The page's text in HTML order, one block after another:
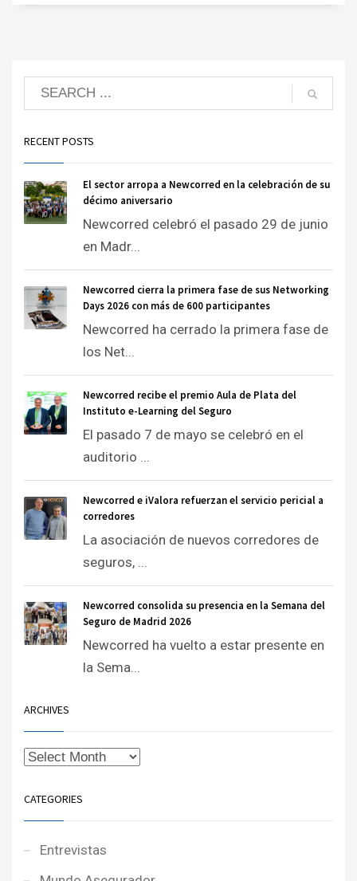
RECENT POSTS
El sector arropa a Newcorred en la celebración de su
décimo aniversario
Newcorred celebró el pasado 29 de junio
en Madr...
Newcorred cierra la primera fase de sus Networking
Days 2026 con más de 600 participantes
Newcorred ha cerrado la primera fase de
los Net...
Newcorred recibe el premio Aula de Plata del
Instituto e-Learning del Seguro
El pasado 7 de mayo se celebró en el
auditorio ...
Newcorred e iValora refuerzan el servicio pericial a
corredores
La asociación de nuevos corredores de
seguros, ...
Newcorred consolida su presencia en la Semana del
Seguro de Madrid 2026
Newcorred ha vuelto a estar presente en
la Sema...
ARCHIVES
CATEGORIES
Entrevistas